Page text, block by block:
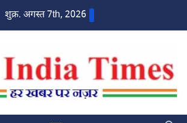
शुक्र. अगस्त 7th, 2026